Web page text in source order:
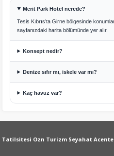
Merit Park Hotel nerede?
Tesis Kıbrıs’ta Girne bölgesinde
sayfanızdaki harita bölümünde yer alır.
Konsept nedir?
Denize sıfır mı, iskele var mı?
Kaç havuz var?
Tatilsitesi Ozn Turizm Seyahat